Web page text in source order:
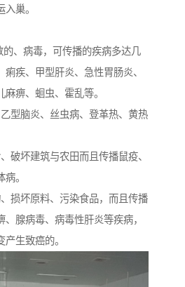
巢。
的、病毒，可传播的疾病多达几
疾、甲型肝炎、急性胃肠炎、
痹、蛔虫、霍乱等。
型脑炎、丝虫病、登革热、黄热
破坏建筑与农田而且传播鼠疫、
。
损坏原料、污染食品，而且传播
腺病毒、病毒性肝炎等疾病，
生致癌的。